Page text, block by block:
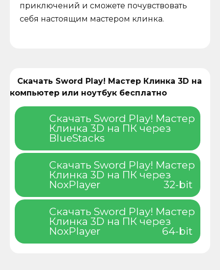
приключений и сможете почувствовать
себя настоящим мастером клинка.
Скачать Sword Play! Мастер Клинка 3D на
компьютер или ноутбук бесплатно
Скачать Sword Play! Мастер
Клинка 3D на ПК через
BlueStacks
Скачать Sword Play! Мастер
Клинка 3D на ПК через
NoxPlayer
32-bit
Скачать Sword Play! Мастер
Клинка 3D на ПК через
NoxPlayer
64-bit